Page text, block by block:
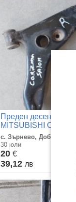
Преден десен носач
MITSUBISHI
с. Зърнево, Добрич
30 юли
20 €
39,12 лв